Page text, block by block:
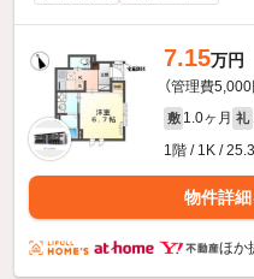
7.15万円
（管理費5,000
敷 1.0ヶ月 礼
1階 / 1K /
物件詳
ほか